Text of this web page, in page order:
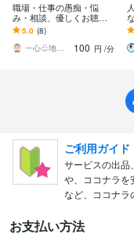
職場・仕事の愚痴・悩
み・相談、優しくお聴き
します お悩み相談/カウン
セリング/その心ここで休
めてください
5.0 (8)
一心♧地球に少し馴染みにくいカウンセラー
100 円 /分
ご利用ガイド
サービスの出品
や、ココナラを
など、ココナラ
お支払い方法